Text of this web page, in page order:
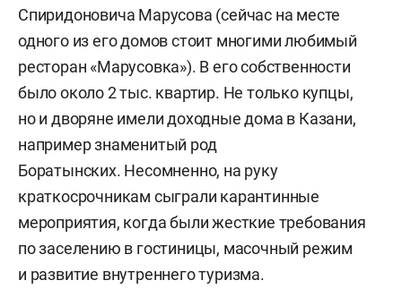
Спиридоновича Марусова (сейчас на месте
одного из его домов стоит многими любимый
ресторан «Марусовка»). В его собственности
было около 2 тыс. квартир. Не только купцы,
но и дворяне имели доходные дома в Казани,
например знаменитый род
Боратынских. Несомненно, на руку
краткосрочникам сыграли карантинные
мероприятия, когда были жесткие требования
по заселению в гостиницы, масочный режим
и развитие внутреннего туризма.